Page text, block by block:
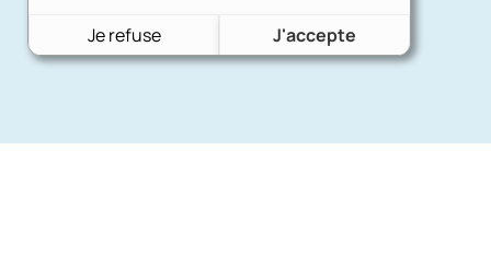
Je refuse J'accepte